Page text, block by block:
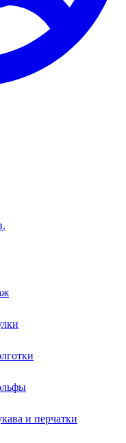
и перчатки